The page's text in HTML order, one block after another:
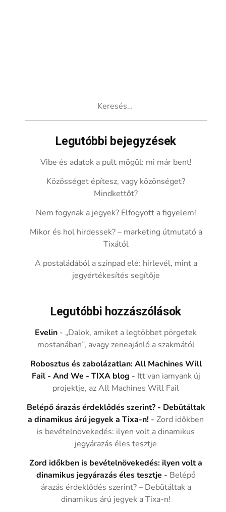
Legutóbbi bejegyzések
Vibe és adatok a pult mögül: mi már bent!
Közösséget építesz, vagy közönséget?
Mindkettőt?
Nem fogynak a jegyek? Elfogyott a figyelem!
Mikor és hol hirdessek? – marketing útmutató a
Tixától
A postaládából a színpad elé: hírlevél, mint a
jegyértékesítés segítője
Legutóbbi hozzászólások
Evelin - „Dalok, amiket a legtöbbet pörgetek
mostanában”, avagy zeneajánló a szakmától
Robosztus és zabolázatlan: All Machines Will
Fail - And We - TIXA blog - Itt van iamyank új
projektje, az All Machines Will Fail
Belépő árazás érdeklődés szerint? - Debütáltak
a dinamikus árú jegyek a Tixa-n! -Zord időkben
is bevételnövekedés: ilyen volt a dinamikus
jegyárazás éles tesztje
Zord időkben is bevételnövekedés: ilyen volt a
dinamikus jegyárazás éles tesztje - Belépő
árazás érdeklődés szerint? – Debütáltak a
dinamikus árú jegyek a Tixa-n!